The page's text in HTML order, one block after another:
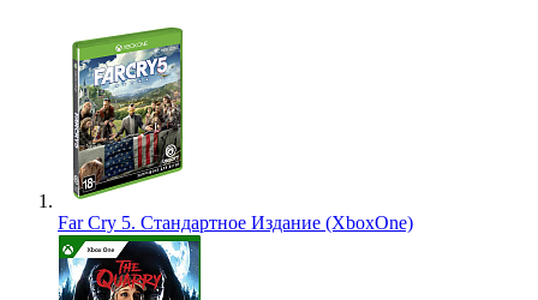
Far Cry 5. Стандартное Издание (XboxOne)